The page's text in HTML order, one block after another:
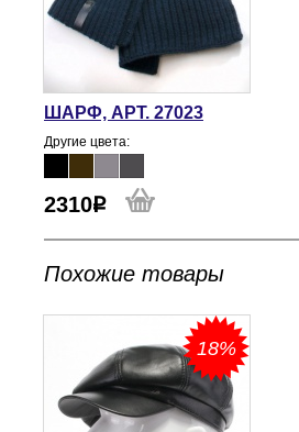
ШАРФ, АРТ. 27023
Другие цвета:
2310
Похожие товары
18%